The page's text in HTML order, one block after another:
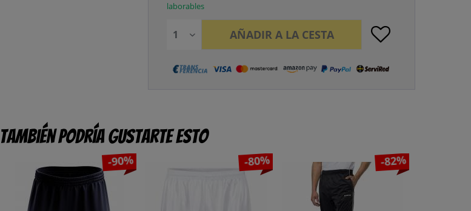
laborables
AÑADIR A LA CESTA
También podría gustarte esto
-90% -80% -82%